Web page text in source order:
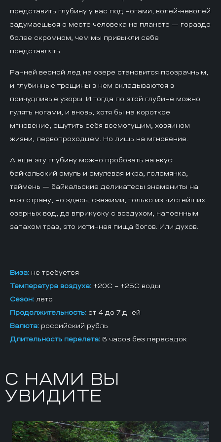
представить глубину у вас под ногами, волей-неволей
задумаешься о месте человека на планете — гораздо
более скромном, чем мы привыкли себе
представлять.
Ранней весной лед на озере становится прозрачным,
и глубинные трещины в нем складываются в
причудливые узоры. И тогда по этой глубине можно
гулять ногами, и вновь, хотя бы на короткое
мгновение, ощутить себя всемогущим, хозяином
жизни, первопроходцем. Но лишь на мгновение.
А еще эту глубину можно пробовать на вкус:
байкальский омуль и омулевая икра, голомянка,
таймень — байкальские деликатесы знамениты на
всю страну, но здесь, свежими, только из чистейших
озерных вод, да вприкуску с воздухом, напоенным
запахом трав, это истинная пища богов. Или духов.
Виза: не требуется
Температура воздуха: +20С – +25С воды
Сезон: лето
Продолжительность: от 4 до 7 дней
Валюта: российский рубль
Длительность перелета: 6 часов без пересадок
С НАМИ ВЫ
УВИДИТЕ